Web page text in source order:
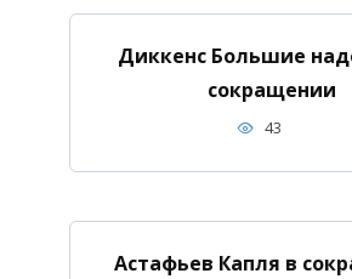
Диккенс Большие
сокращении
43
Астафьев Капля в